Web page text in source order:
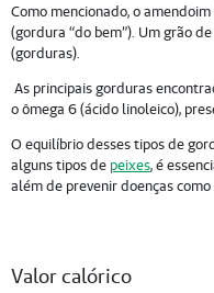
Como mencionado, o
(gordura “do bem”). Um grão
(gorduras).
As principais gorduras
o ômega 6 (ácido linoleico),
O equilíbrio desses tipos de
alguns tipos de peixes, é
além de prevenir doenças
Valor calórico